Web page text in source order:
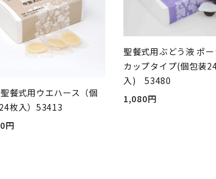
聖餐式用ウエハース（個
枚入）53413
円
聖餐式用ぶどう液 ポ
カップタイプ(個包装
入) 53480
1,080円